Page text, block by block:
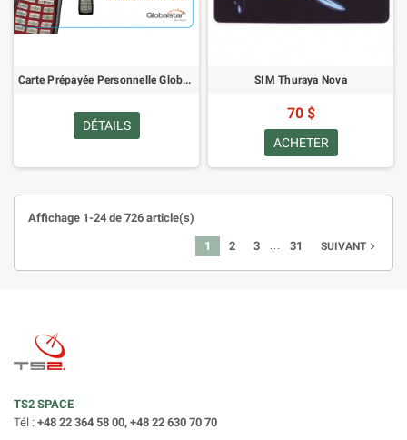
Carte Prépayée Personnelle Globalstar 250
DÉTAILS
SIM Thuraya Nova
70 $
ACHETER
Affichage 1-24 de 726 article(s)
1 2 3 … 31 SUIVANTnavigate_next
TS2 SPACE
Tél : +48 22 364 58 00, +48 22 630 70 70